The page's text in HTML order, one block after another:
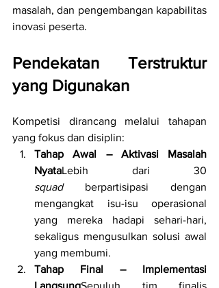
masalah, dan pengembangan kapabilitas
inovasi peserta.
Pendekatan Terstruktur
yang Digunakan
Kompetisi dirancang melalui tahapan
yang fokus dan disiplin:
Tahap Awal – Aktivasi Masalah
Nyata
squad berpartisipasi dengan
mengangkat isu-isu operasional
yang mereka hadapi sehari-hari,
sekaligus mengusulkan solusi awal
yang membumi.
Tahap Final – Implementasi
LangsungSepuluh tim finalis